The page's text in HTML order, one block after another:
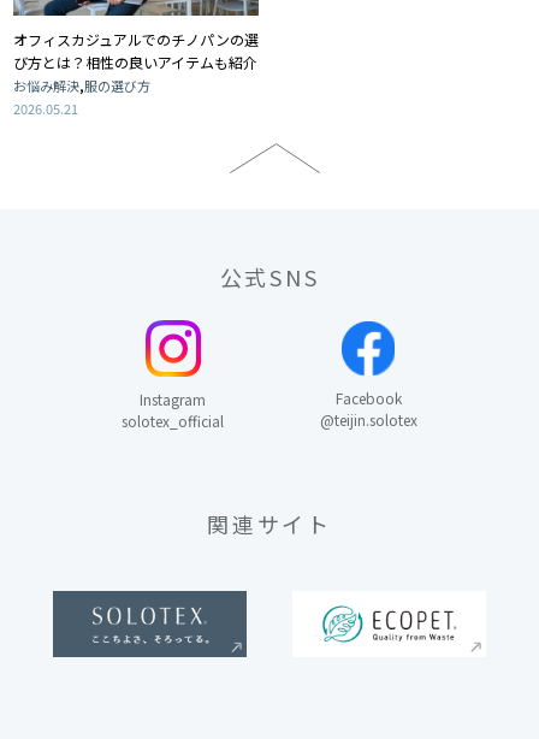
オフィスカジュアルでのチノパンの選
び方とは？相性の良いアイテムも紹介
お悩み解決,服の選び方
2026.05.21
公式SNS
Instagram
solotex_official
Facebook
@teijin.solotex
関連サイト